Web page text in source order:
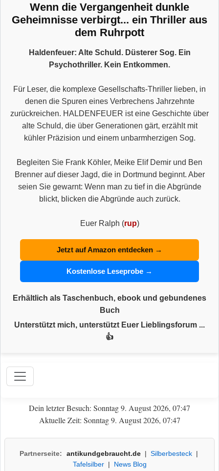
Wenn die Vergangenheit dunkle
Geheimnisse verbirgt... ein Thriller aus
dem Ruhrpott
Haldenfeuer: Alte Schuld. Düsterer Sog. Ein
Psychothriller. Kein Entkommen.
Für Leser, die komplexe Gesellschafts-Thriller lieben, in
denen die Spuren eines Verbrechens Jahrzehnte
zurückreichen. HALDENFEUER ist eine Geschichte über
alte Schuld, die über Generationen gärt, erzählt mit
kühler Präzision und einem unbarmherzigen Sog.
Begleiten Sie Frank Köhler, Meike Elif Demir und Ben
Brenner auf dieser Jagd, die in Dortmund beginnt. Aber
seien Sie gewarnt: Wenn man zu tief in die Abgründe
blickt, blicken die Abgründe auch zurück.
Euer Ralph (rup)
Jetzt auf Amazon entdecken →
Kostenlose Leseprobe →
Erhältlich als Taschenbuch, ebook und gebundenes
Buch
Unterstützt mich, unterstützt Euer Lieblingsforum ...
👍
Dein letzter Besuch: Sonntag 9. August 2026, 07:47
Aktuelle Zeit: Sonntag 9. August 2026, 07:47
Partnerseite: antikundgebraucht.de| Silberbesteck|
Tafelsilber| News Blog